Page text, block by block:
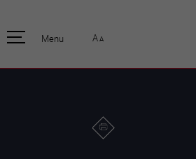
Enfants et écoliers
Formation
Menu A A